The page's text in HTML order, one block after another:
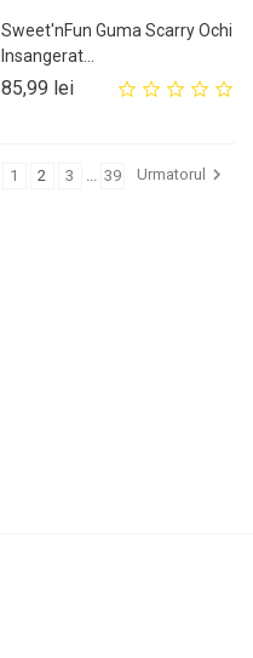
Sweet'nFun Guma Scarry Ochi
Insangerat...
85,99 leiPret
1 2 3 … 39 Urmatorul 